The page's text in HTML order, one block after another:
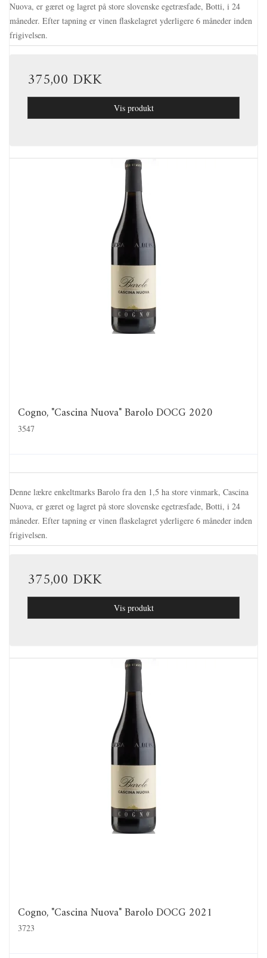
Nuova, er gæret og lagret på store slovenske egetræsfade, Botti, i 24
måneder. Efter tapning er vinen flaskelagret yderligere 6 måneder inden
frigivelsen.
375,00 DKK
Vis produkt
Cogno, "Cascina Nuova" Barolo DOCG 2020
3547
Denne lækre enkeltmarks Barolo fra den 1,5 ha store vinmark, Cascina
Nuova, er gæret og lagret på store slovenske egetræsfade, Botti, i 24
måneder. Efter tapning er vinen flaskelagret yderligere 6 måneder inden
frigivelsen.
375,00 DKK
Vis produkt
Cogno, "Cascina Nuova" Barolo DOCG 2021
3723